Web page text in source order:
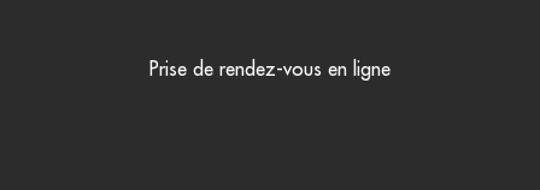
Prise de rendez-vous en ligne